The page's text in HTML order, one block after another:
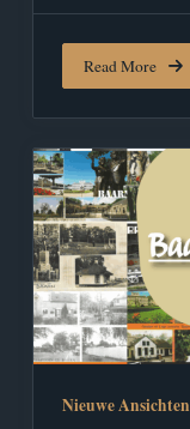
Read More
Nieuwe Ansichten